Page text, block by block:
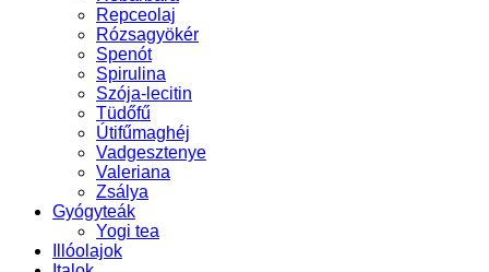
Repceolaj
Rózsagyökér
Spenót
Spirulina
Szója-lecitin
Tüdőfű
Útifűmaghéj
Vadgesztenye
Valeriana
Zsálya
Gyógyteák
Yogi tea
Illóolajok